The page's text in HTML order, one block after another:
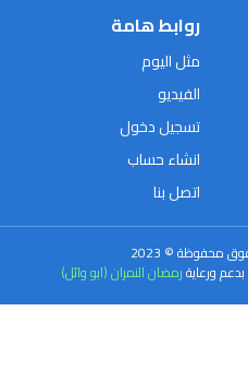
روابط هامة
مثل اليوم
الفيديو
تسجيل دخول
انشاء حساب
اتصل بنا
محفوظة © 2023
ورعايةرمضان النمران (ابو وائل)